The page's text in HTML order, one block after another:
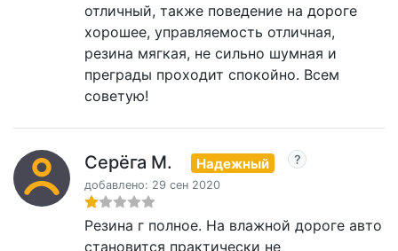
отличный, также поведение на дороге
хорошее, управляемость отличная,
резина мягкая, не сильно шумная и
преграды проходит спокойно. Всем
советую!
Серёга М. Надежный
добавлено: 29 сен 2020
Резина г полное. На влажной дороге авто
становится практически не